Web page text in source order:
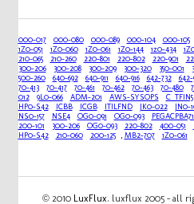
000-017 000-080 000-089 000-104 000-105
1Z0-051
1Z0-060 1Z0-061 1Z0-144 1z0-434
210-065
210-260 220-801 220-802 220-901
300-206
300-208 300-209 300-320 350-001
500-260
640-692 640-911 640-916 642-732 642-
70-413
70-417 70-461 70-462 70-463 70-480
012
9L0-066 ADM-201 AWS-SYSOPS
HP0-S42
ICBB ICGB ITILFND JK0-022 JN0-
NS0-157
NSE4 OG0-091 OG0-093
200-101
300-206 OG0-093 220-802 400-051
HP0-S42
210-060 200-125, MB2-707 1Z0-061
© 2010 LuxFlux. luxflux 2005 - all